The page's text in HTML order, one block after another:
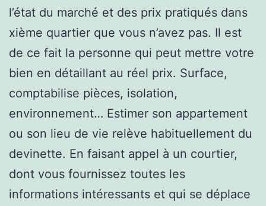
l’état du marché et des prix pratiqués dans
xième quartier que vous n’avez pas. Il est
de ce fait la personne qui peut mettre votre
bien en détaillant au réel prix. Surface,
comptabilise pièces, isolation,
environnement… Estimer son appartement
ou son lieu de vie relève habituellement du
devinette. En faisant appel à un courtier,
dont vous fournissez toutes les
informations intéressants et qui se déplace